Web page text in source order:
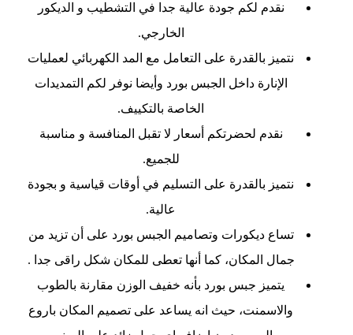
نقدم لكم جودة عالية جدا في التشطيب و الديكور
الخارجي.
نتميز بالقدرة على التعامل مع المد الكهربائي لعمليات
الإنارة داخل الجبس بورد وأيضا نوفر لكم التمديدات
الخاصة بالتكييف.
نقدم لحضرتكم أسعار لا تقبل المنافسة و مناسبة
للجميع.
نتميز بالقدرة على التسليم في أوقات قياسية و بجودة
عالية.
تساع ديكورات وتصاميم الجبس بورد على أن تزيد من
جمال المكان، كما أنها تعطى للمكان شكل راقى جدا .
يتميز جبس بورد بأنه خفيف الوزن مقارنة بالطوب
والاسمنت، حيث انه يساعد على تصميم المكان باروع